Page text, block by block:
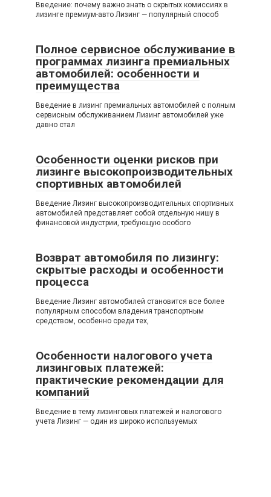
Введение: почему важно знать о скрытых комиссиях в
лизинге премиум-авто Лизинг — популярный способ
Полное сервисное обслуживание в
программах лизинга премиальных
автомобилей: особенности и
преимущества
Введение в лизинг премиальных автомобилей с полным
сервисным обслуживанием Лизинг автомобилей уже
давно стал
Особенности оценки рисков при
лизинге высокопроизводительных
спортивных автомобилей
Введение Лизинг высокопроизводительных спортивных
автомобилей представляет собой отдельную нишу в
финансовой индустрии, требующую особого
Возврат автомобиля по лизингу:
скрытые расходы и особенности
процесса
Введение Лизинг автомобилей становится все более
популярным способом владения транспортным
средством, особенно среди тех,
Особенности налогового учета
лизинговых платежей:
практические рекомендации для
компаний
Введение в тему лизинговых платежей и налогового
учета Лизинг — один из широко используемых